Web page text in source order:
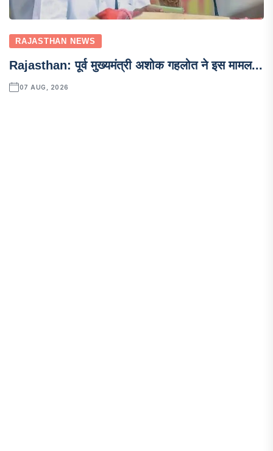
RAJASTHAN NEWS
Rajasthan: पूर्व मुख्यमंत्री अशोक गहलोत ने इस मामल...
07 AUG, 2026